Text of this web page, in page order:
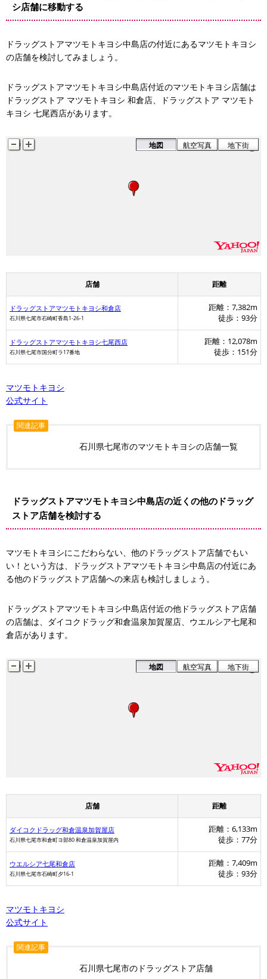
シ店舗に移動する
ドラッグストアマツモトキヨシ中島店の付近にあるマツモトキヨシ
の店舗を検討してみましょう。
ドラッグストアマツモトキヨシ中島店付近のマツモトキヨシ店舗は
ドラッグストア マツモトキヨシ 和倉店、ドラッグストア マツモト
キヨシ 七尾西店があります。
地図 航空写真 地下街
店舗 距離
ドラッグストアマツモトキヨシ和倉店
石川県七尾市石崎町香島1-26-1
距離：7,382m
徒歩：93分
ドラッグストアマツモトキヨシ七尾西店
石川県七尾市国分町ラ17番地
距離：12,078m
徒歩：151分
マツモトキヨシ
公式サイト
関連記事
石川県七尾市のマツモトキヨシの店舗一覧
ドラッグストアマツモトキヨシ中島店の近くの他のドラッグ
ストア店舗を検討する
マツモトキヨシにこだわらない、他のドラッグストア店舗でもい
い！という方は、ドラッグストアマツモトキヨシ中島店の付近にあ
る他のドラッグストア店舗への来店も検討しましょう。
ドラッグストアマツモトキヨシ中島店付近の他ドラッグストア店舗
の店舗は、ダイコクドラッグ和倉温泉加賀屋店、ウエルシア七尾和
倉店があります。
地図 航空写真 地下街
店舗 距離
ダイコクドラッグ和倉温泉加賀屋店
石川県七尾市和倉町ヨ部80 和倉温泉加賀屋内
距離：6,133m
徒歩：77分
ウエルシア七尾和倉店
石川県七尾市石崎町夕16-1
距離：7,409m
徒歩：93分
マツモトキヨシ
公式サイト
関連記事
石川県七尾市のドラッグストア店舗